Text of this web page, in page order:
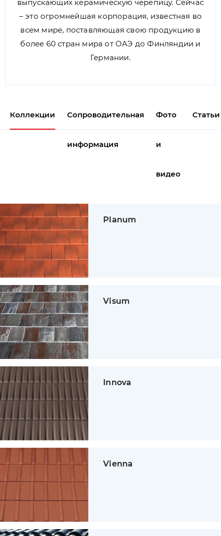
выпускающих керамическую черепицу. Сейчас
– это огромнейшая корпорация, известная во
всем мире, поставляющая свою продукцию в
более 60 стран мира от ОАЭ до Финляндии и
Германии.
Коллекции Сопроводительная
информация
Фото
и
видео
Статьи
Planum
Visum
Innova
Vienna